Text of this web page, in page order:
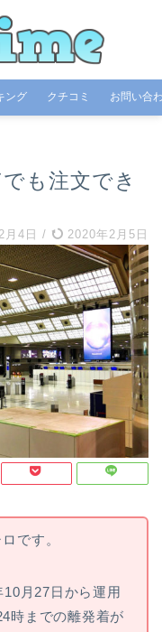
ング クチコミ お問い合
も注文でき
月4日 / 2020年2月5日
です。
月27日から運用
時までの離発着が